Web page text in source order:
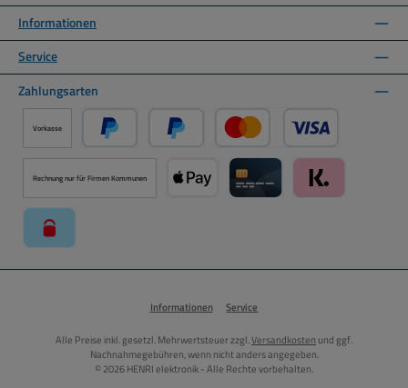
Informationen
Service
Zahlungsarten
Vorkasse
PayPal Später Bezahlen über PayPalKredit- oder Debitkarte
Rechnung nur für Firmen Kommunen
Informationen Service
Alle Preise inkl. gesetzl. Mehrwertsteuer zzgl.Versandkosten und ggf.
Nachnahmegebühren, wenn nicht anders angegeben.
© 2026 HENRI elektronik - Alle Rechte vorbehalten.